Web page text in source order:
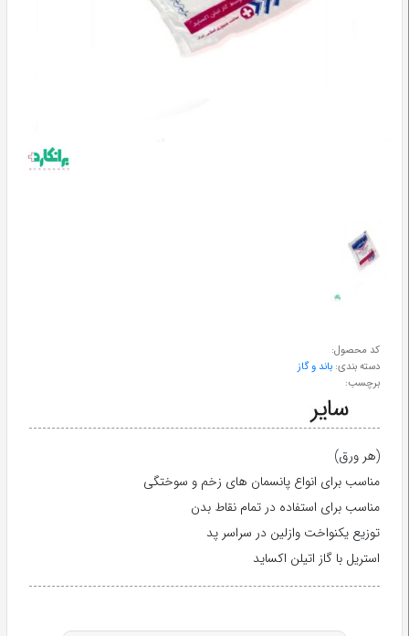
و
درمانی
ابزار
جراحی
کد محصول:
دسته بندی: باند و گاز
برچسب:
(هر ورق)
مناسب برای انواع پانسمان های زخم و سوختگی
مناسب برای استفاده در تمام نقاط بدن
توزیع یکنواخت وازلین در سراسر پد
استریل با گاز اتیلن اکساید